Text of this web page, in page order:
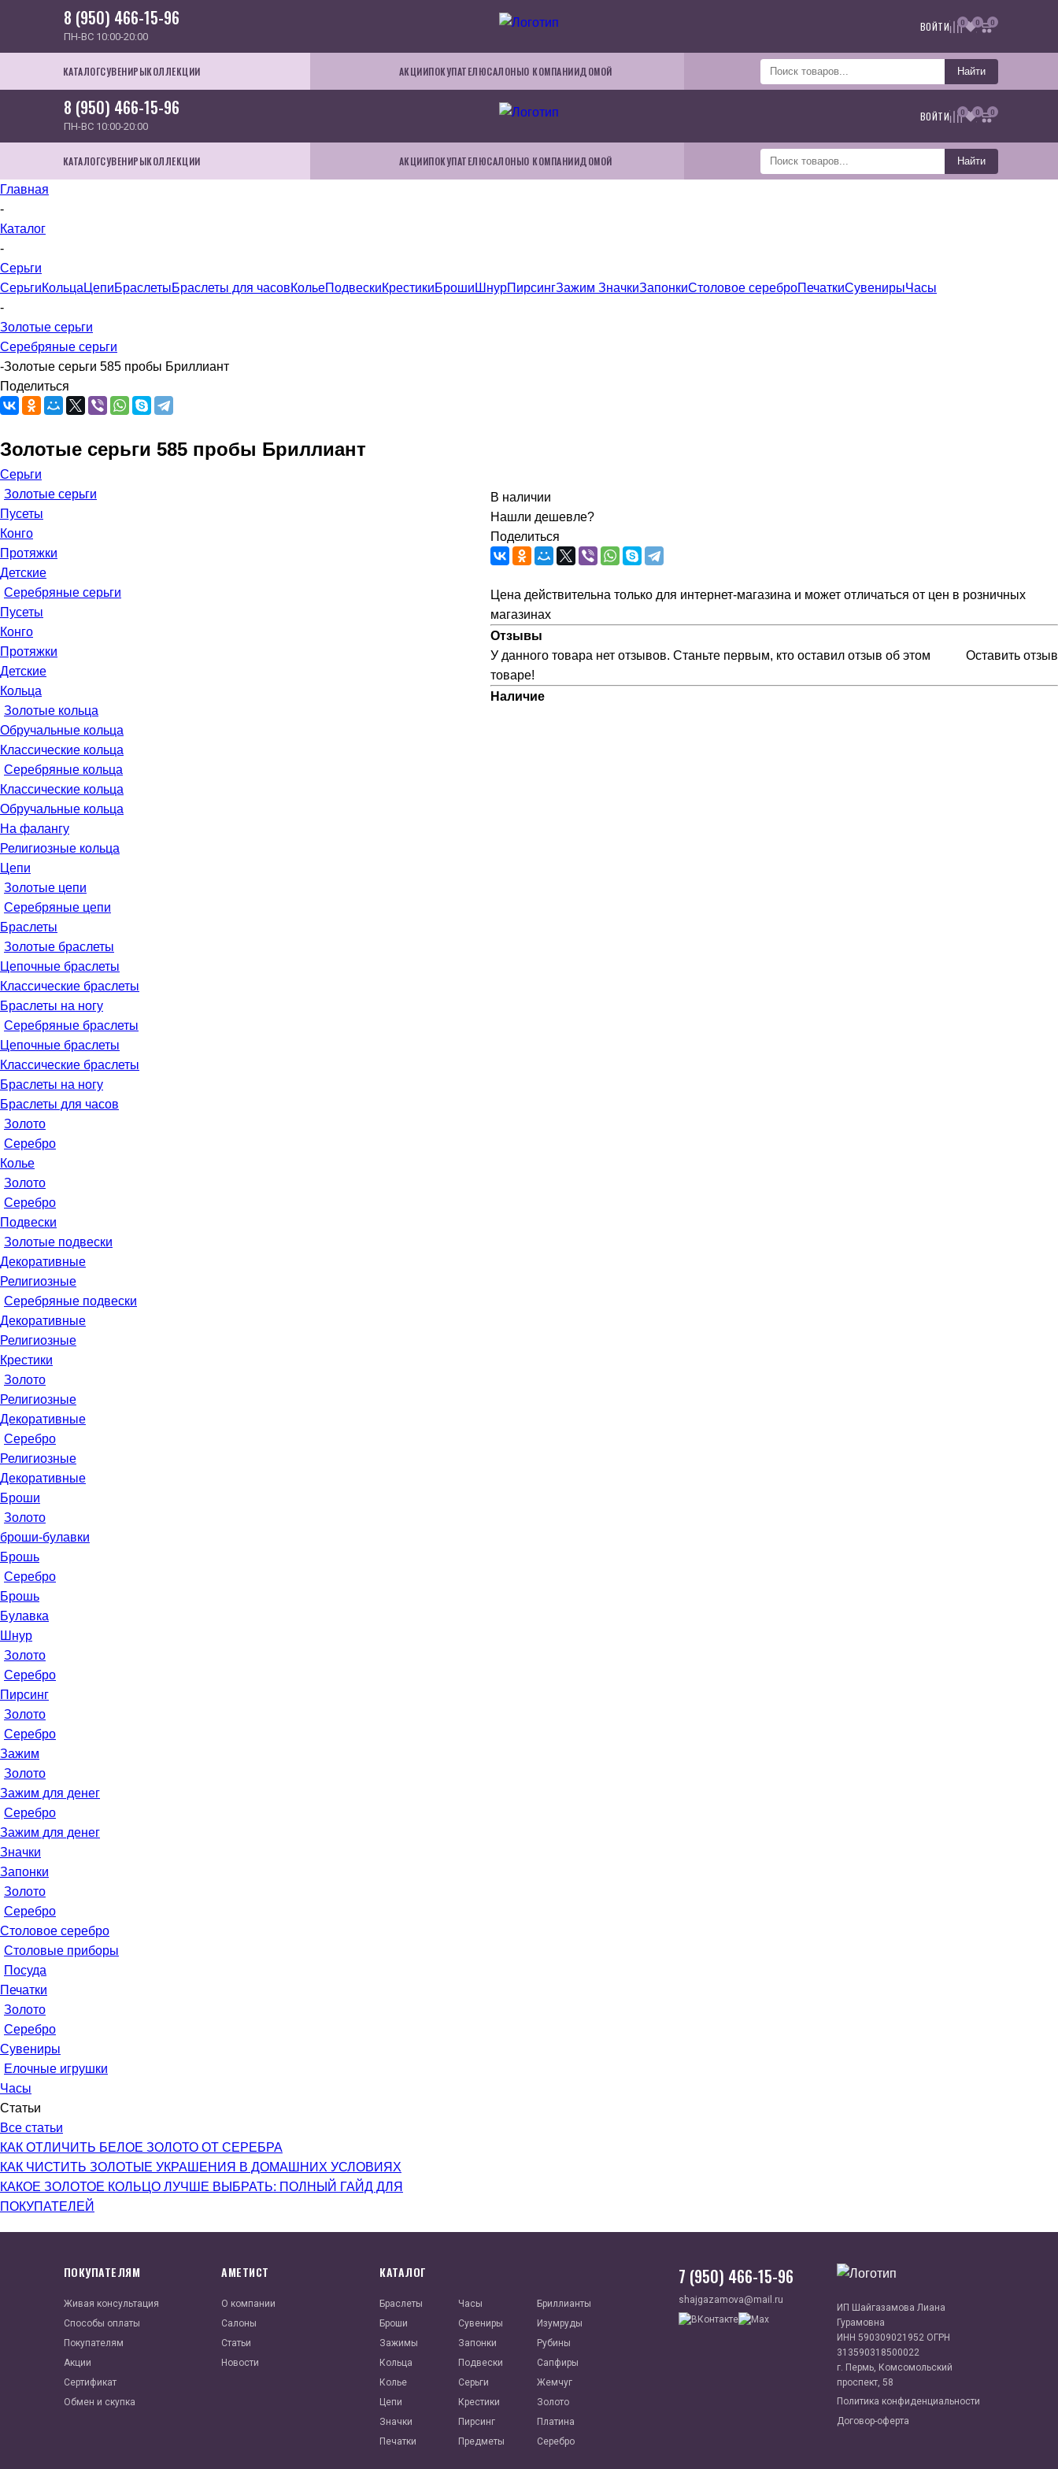
8 (950) 466-15-96
ПН-ВС 10:00-20:00
ВОЙТИ 0 0 0
КАТАЛОГСУВЕНИРЫКОЛЛЕКЦИИ АКЦИИПОКУПАТЕЛЮСАЛОНЫО КОМПАНИИДОМОЙ Найти
8 (950) 466-15-96
ПН-ВС 10:00-20:00
ВОЙТИ 0 0 0
КАТАЛОГСУВЕНИРЫКОЛЛЕКЦИИ АКЦИИПОКУПАТЕЛЮСАЛОНЫО КОМПАНИИДОМОЙ Найти
Главная
-
Каталог
-
Серьги
СерьгиКольца ЦепиБраслетыБраслеты для часовКольеПодвескиКрестикиБроши ШнурПирсингЗажим ЗначкиЗапонкиСтоловое сереброПечаткиСувенирыЧасы
-
Золотые серьги
Серебряные серьги
-Золотые серьги 585 пробы Бриллиант
Поделиться
Золотые серьги 585 пробы Бриллиант
В наличии
Нашли дешевле?
Поделиться
Цена действительна только для интернет-магазина и может отличаться от цен в розничных
магазинах
Отзывы
Оставить отзыв
У данного товара нет отзывов. Станьте первым, кто оставил отзыв об этом
товаре!
Наличие
Серьги
Золотые серьги
Пусеты
Конго
Протяжки
Детские
Серебряные серьги
Пусеты
Конго
Протяжки
Детские
Кольца
Золотые кольца
Обручальные кольца
Классические кольца
Серебряные кольца
Классические кольца
Обручальные кольца
На фалангу
Религиозные кольца
Цепи
Золотые цепи
Серебряные цепи
Браслеты
Золотые браслеты
Цепочные браслеты
Классические браслеты
Браслеты на ногу
Серебряные браслеты
Цепочные браслеты
Классические браслеты
Браслеты на ногу
Браслеты для часов
Золото
Серебро
Колье
Золото
Серебро
Подвески
Золотые подвески
Декоративные
Религиозные
Серебряные подвески
Декоративные
Религиозные
Крестики
Золото
Религиозные
Декоративные
Серебро
Религиозные
Декоративные
Броши
Золото
броши-булавки
Брошь
Серебро
Брошь
Булавка
Шнур
Золото
Серебро
Пирсинг
Золото
Серебро
Зажим
Золото
Зажим для денег
Серебро
Зажим для денег
Значки
Запонки
Золото
Серебро
Столовое серебро
Столовые приборы
Посуда
Печатки
Золото
Серебро
Сувениры
Елочные игрушки
Часы
Статьи
Все статьи
КАК ОТЛИЧИТЬ БЕЛОЕ ЗОЛОТО ОТ СЕРЕБРА
КАК ЧИСТИТЬ ЗОЛОТЫЕ УКРАШЕНИЯ В ДОМАШНИХ УСЛОВИЯХ
КАКОЕ ЗОЛОТОЕ КОЛЬЦО ЛУЧШЕ ВЫБРАТЬ: ПОЛНЫЙ ГАЙД ДЛЯ
ПОКУПАТЕЛЕЙ
ПОКУПАТЕЛЯМ
Живая консультация
Способы оплаты
Покупателям
Акции
Сертификат
Обмен и скупка
АМЕТИСТ
О компании
Салоны
Статьи
Новости
КАТАЛОГ
Браслеты
Броши
Зажимы
Кольца
Колье
Цепи
Значки
Печатки
Часы
Сувениры
Запонки
Подвески
Серьги
Крестики
Пирсинг
Предметы
Бриллианты
Изумруды
Рубины
Сапфиры
Жемчуг
Золото
Платина
Серебро
7 (950) 466-15-96
shajgazamova@mail.ru
ИП Шайгазамова Лиана
Гурамовна
ИНН 590309021952 ОГРН
313590318500022
г. Пермь, Комсомольский
проспект, 58
Политика конфиденциальности
Договор-оферта